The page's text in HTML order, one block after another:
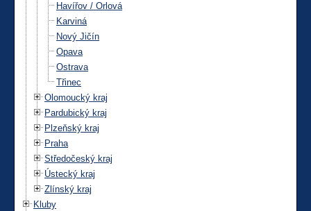
Havířov / Orlová
Karviná
Nový Jičín
Opava
Ostrava
Třinec
Olomoucký kraj
Pardubický kraj
Plzeňský kraj
Praha
Středočeský kraj
Ústecký kraj
Zlínský kraj
Kluby